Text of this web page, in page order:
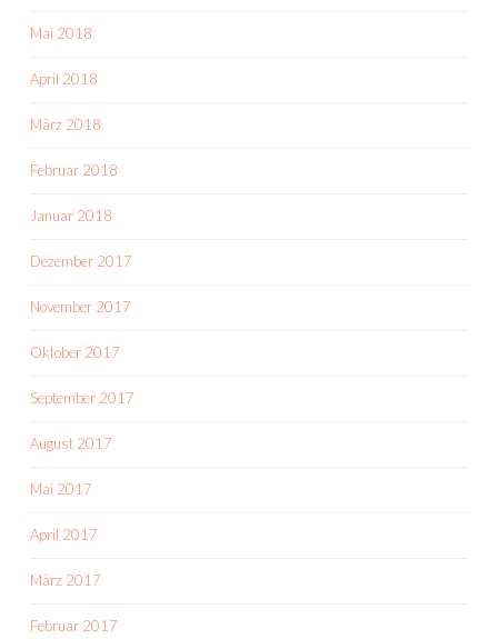
Mai 2018
April 2018
März 2018
Februar 2018
Januar 2018
Dezember 2017
November 2017
Oktober 2017
September 2017
August 2017
Mai 2017
April 2017
März 2017
Februar 2017